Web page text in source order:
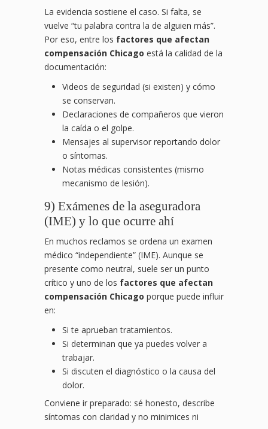
La evidencia sostiene el caso. Si falta, se
vuelve “tu palabra contra la de alguien más”.
Por eso, entre los factores que afectan
compensación Chicago está la calidad de la
documentación:
Videos de seguridad (si existen) y cómo
se conservan.
Declaraciones de compañeros que vieron
la caída o el golpe.
Mensajes al supervisor reportando dolor
o síntomas.
Notas médicas consistentes (mismo
mecanismo de lesión).
9) Exámenes de la aseguradora
(IME) y lo que ocurre ahí
En muchos reclamos se ordena un examen
médico “independiente” (IME). Aunque se
presente como neutral, suele ser un punto
crítico y uno de los factores que afectan
compensación Chicago porque puede influir
en:
Si te aprueban tratamientos.
Si determinan que ya puedes volver a
trabajar.
Si discuten el diagnóstico o la causa del
dolor.
Conviene ir preparado: sé honesto, describe
síntomas con claridad y no minimices ni